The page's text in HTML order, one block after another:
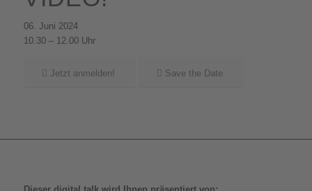
06. Juni 2024
10.30 – 12.00 Uhr
Jetzt anmelden! Save the Date